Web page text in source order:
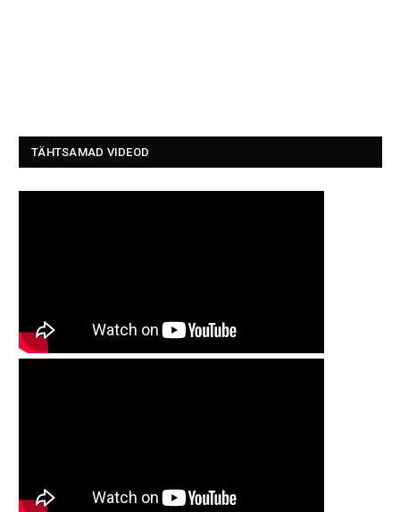
TÄHTSAMAD VIDEOD